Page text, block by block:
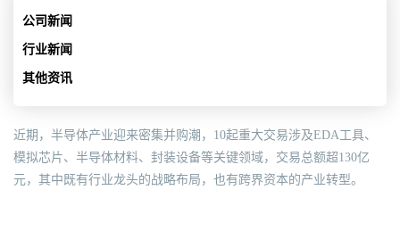
公司新闻
行业新闻
其他资讯
近期，半导体产业迎来密集并购潮，10起重大交易涉及EDA工具、
模拟芯片、半导体材料、封装设备等关键领域，交易总额超130亿
元，其中既有行业龙头的战略布局，也有跨界资本的产业转型。